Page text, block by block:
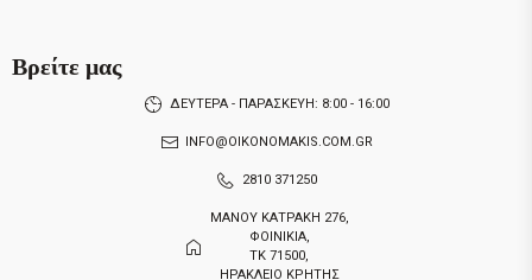
Βρείτε μας
ΔΕΥΤΕΡΑ - ΠΑΡΑΣΚΕΥΗ: 8:00 - 16:00
INFO@OIKONOMAKIS.COM.GR
2810 371250
ΜΑΝΟΥ ΚΑΤΡΑΚΗ 276,
ΦΟΙΝΙΚΙΑ,
ΤΚ 71500,
ΗΡΑΚΛΕΙΟ ΚΡΗΤΗΣ